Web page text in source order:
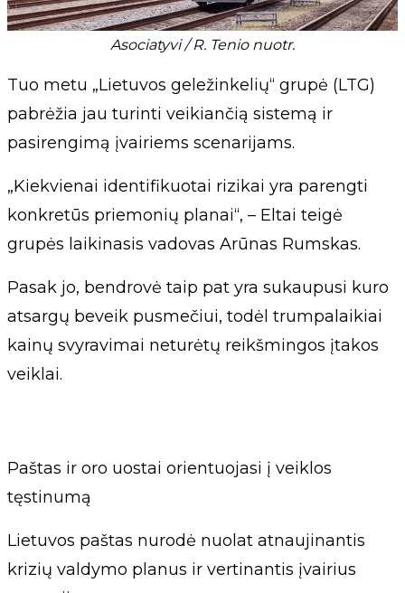
Asociatyvi / R. Tenio nuotr.
Tuo metu „Lietuvos geležinkelių“ grupė (LTG)
pabrėžia jau turinti veikiančią sistemą ir
pasirengimą įvairiems scenarijams.
„Kiekvienai identifikuotai rizikai yra parengti
konkretūs priemonių planai“, – Eltai teigė
grupės laikinasis vadovas Arūnas Rumskas.
Pasak jo, bendrovė taip pat yra sukaupusi kuro
atsargų beveik pusmečiui, todėl trumpalaikiai
kainų svyravimai neturėtų reikšmingos įtakos
veiklai.
Paštas ir oro uostai orientuojasi į veiklos
tęstinumą
Lietuvos paštas nurodė nuolat atnaujinantis
krizių valdymo planus ir vertinantis įvairius